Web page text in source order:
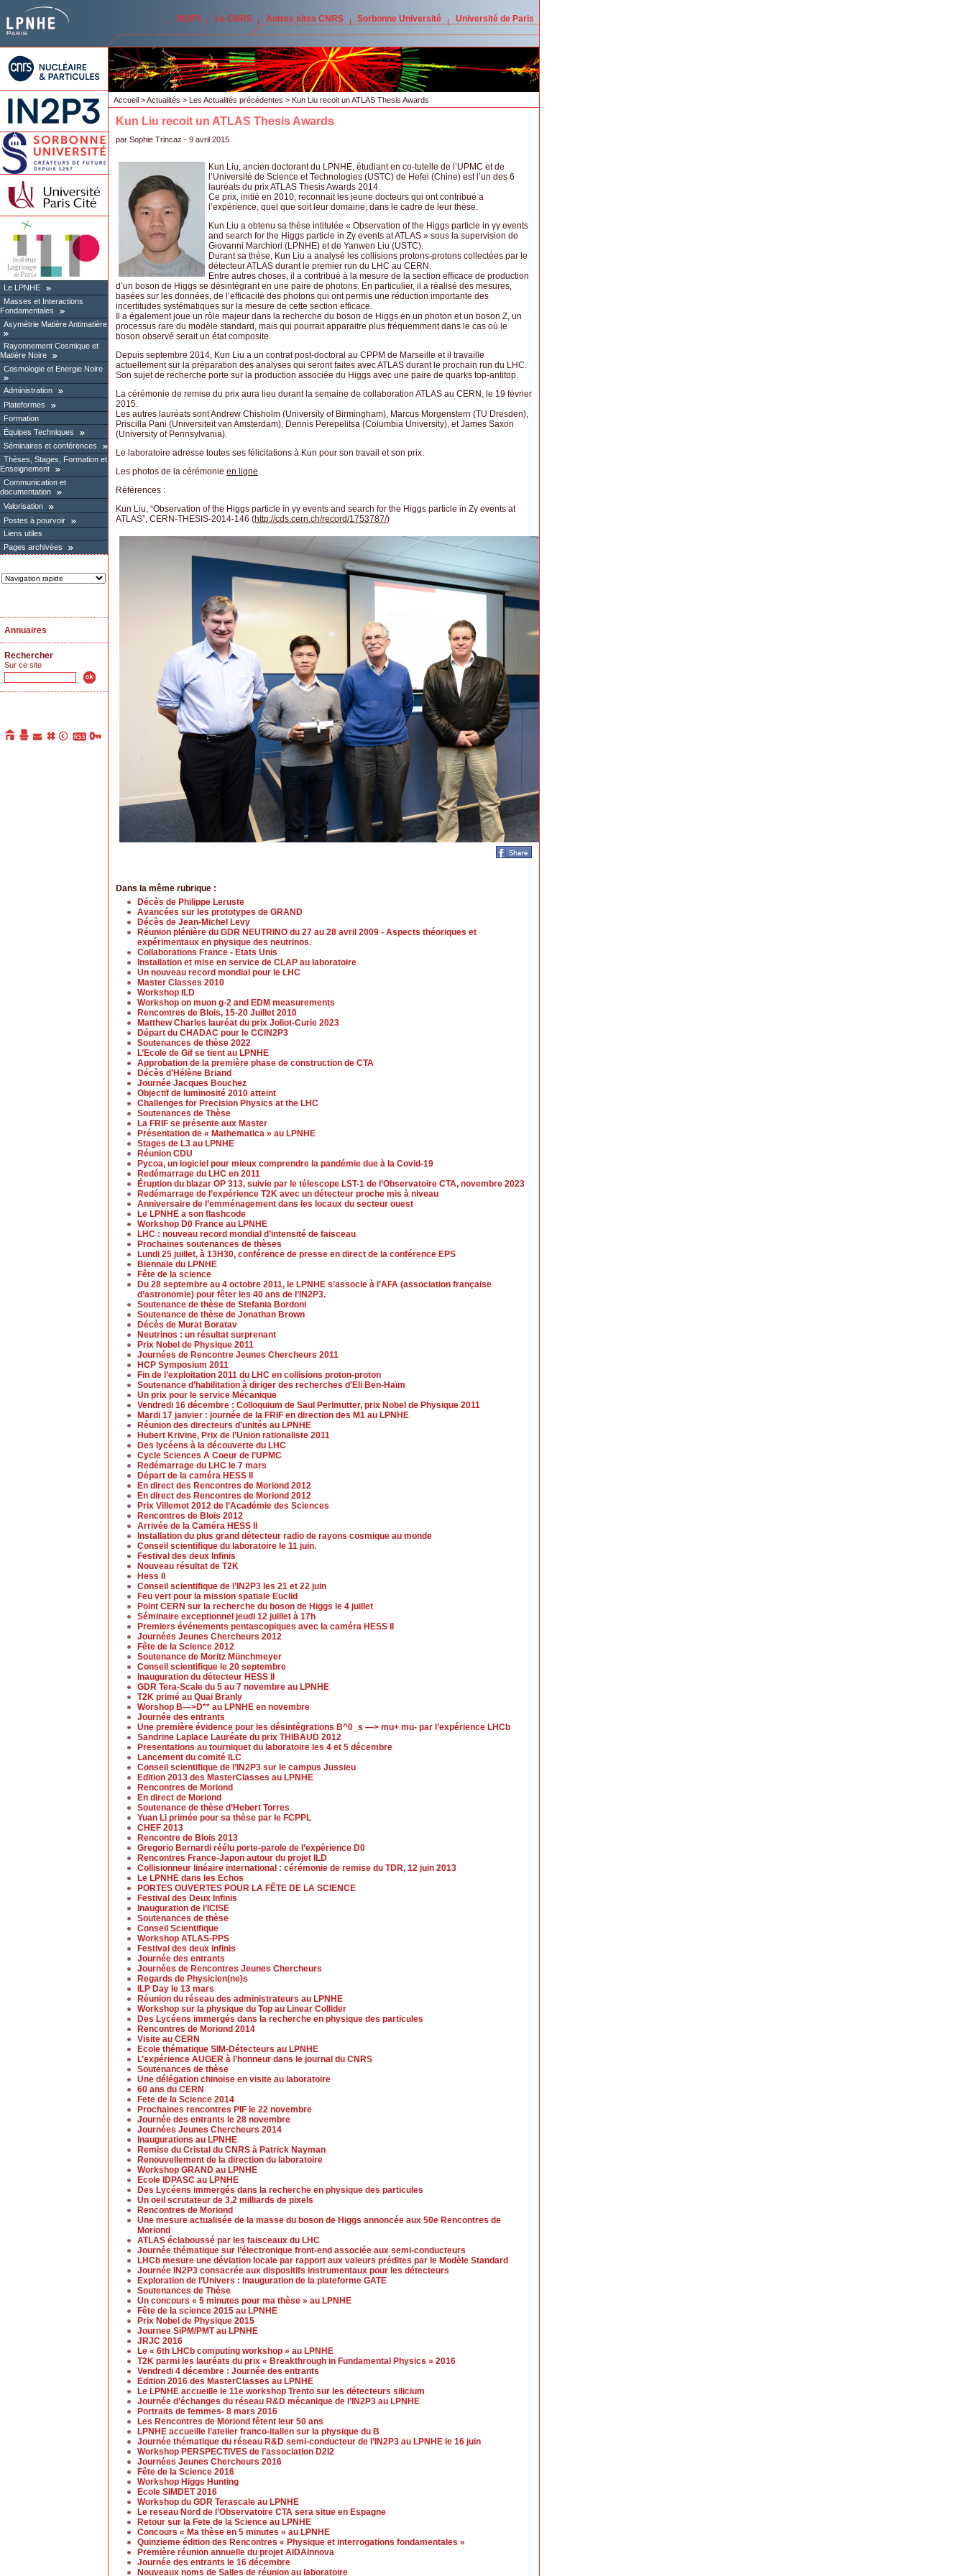
IN2P3 Le CNRS Autres sites CNRS Sorbonne Université Université de Paris
Le LPNHE
Masses et Interactions
Fondamentales
Asymétrie Matière Antimatière
Rayonnement Cosmique et
Matière Noire
Cosmologie et Energie Noire
Administration
Plateformes
Formation
Équipes Techniques
Séminaires et conférences
Thèses, Stages, Formation et
Enseignement
Communication et
documentation
Valorisation
Postes à pourvoir
Liens utiles
Pages archivées
Annuaires
Rechercher
Sur ce site
Accueil >Actualités > Les Actualités précédentes > Kun Liu recoit un ATLAS Thesis Awards
Kun Liu recoit un ATLAS Thesis Awards
par Sophie Trincaz - 9 avril 2015
Kun Liu, ancien doctorant du LPNHE, étudiant en co-tutelle de l’UPMC et de
l’Université de Science et Technologies (USTC) de Hefei (Chine) est l’un des 6
lauréats du prix ATLAS Thesis Awards 2014.
Ce prix, initié en 2010, reconnait les jeune docteurs qui ont contribué a
l’expérience, quel que soit leur domaine, dans le cadre de leur thèse.
Kun Liu a obtenu sa thèse intitulée « Observation of the Higgs particle in γγ events
and search for the Higgs particle in Zγ events at ATLAS » sous la supervision de
Giovanni Marchiori (LPNHE) et de Yanwen Liu (USTC).
Durant sa thèse, Kun Liu a analysé les collisions protons-protons collectées par le
détecteur ATLAS durant le premier run du LHC au CERN.
Entre autres choses, il a contribué à la mesure de la section efficace de production
d’un boson de Higgs se désintégrant en une paire de photons. En particulier, il a réalisé des mesures,
basées sur les données, de l’efficacité des photons qui ont permis une réduction importante des
incertitudes systématiques sur la mesure de cette section efficace.
Il a également joue un rôle majeur dans la recherche du boson de Higgs en un photon et un boson Z, un
processus rare du modèle standard, mais qui pourrait apparaitre plus fréquemment dans le cas où le
boson observé serait un état composite.
Depuis septembre 2014, Kun Liu a un contrat post-doctoral au CPPM de Marseille et il travaille
actuellement sur la préparation des analyses qui seront faites avec ATLAS durant le prochain run du LHC.
Son sujet de recherche porte sur la production associée du Higgs avec une paire de quarks top-antitop.
La cérémonie de remise du prix aura lieu durant la semaine de collaboration ATLAS au CERN, le 19 février
2015.
Les autres lauréats sont Andrew Chisholm (University of Birmingham), Marcus Morgenstern (TU Dresden),
Priscilla Pani (Universiteit van Amsterdam), Dennis Perepelitsa (Columbia University), et James Saxon
(University of Pennsylvania).
Le laboratoire adresse toutes ses félicitations à Kun pour son travail et son prix.
Les photos de la cérémonie en ligne.
Références :
Kun Liu, “Observation of the Higgs particle in γγ events and search for the Higgs particle in Zγ events at
ATLAS”, CERN-THESIS-2014-146 (http://cds.cern.ch/record/1753787/)
Dans la même rubrique :
Décès de Philippe Leruste
Avancées sur les prototypes de GRAND
Décès de Jean-Michel Levy
Réunion plénière du GDR NEUTRINO du 27 au 28 avril 2009 - Aspects théoriques et
expérimentaux en physique des neutrinos.
Collaborations France - Etats Unis
Installation et mise en service de CLAP au laboratoire
Un nouveau record mondial pour le LHC
Master Classes 2010
Workshop ILD
Workshop on muon g-2 and EDM measurements
Rencontres de Blois, 15-20 Juillet 2010
Matthew Charles lauréat du prix Joliot-Curie 2023
Départ du CHADAC pour le CCIN2P3
Soutenances de thèse 2022
L’Ecole de Gif se tient au LPNHE
Approbation de la première phase de construction de CTA
Décès d’Hélène Briand
Journée Jacques Bouchez
Objectif de luminosité 2010 atteint
Challenges for Precision Physics at the LHC
Soutenances de Thèse
La FRIF se présente aux Master
Présentation de « Mathematica » au LPNHE
Stages de L3 au LPNHE
Réunion CDU
Pycoa, un logiciel pour mieux comprendre la pandémie due à la Covid-19
Redémarrage du LHC en 2011
Éruption du blazar OP 313, suivie par le télescope LST-1 de l’Observatoire CTA, novembre 2023
Redémarrage de l’expérience T2K avec un détecteur proche mis à niveau
Anniversaire de l’emménagement dans les locaux du secteur ouest
Le LPNHE a son flashcode
Workshop D0 France au LPNHE
LHC : nouveau record mondial d’intensité de faisceau
Prochaines soutenances de thèses
Lundi 25 juillet, à 13H30, conférence de presse en direct de la conférence EPS
Biennale du LPNHE
Fête de la science
Du 28 septembre au 4 octobre 2011, le LPNHE s’associe à l’AFA (association française
d’astronomie) pour fêter les 40 ans de l’IN2P3.
Soutenance de thèse de Stefania Bordoni
Soutenance de thèse de Jonathan Brown
Décès de Murat Boratav
Neutrinos : un résultat surprenant
Prix Nobel de Physique 2011
Journées de Rencontre Jeunes Chercheurs 2011
HCP Symposium 2011
Fin de l’exploitation 2011 du LHC en collisions proton-proton
Soutenance d’habilitation à diriger des recherches d’Eli Ben-Haïm
Un prix pour le service Mécanique
Vendredi 16 décembre : Colloquium de Saul Perlmutter, prix Nobel de Physique 2011
Mardi 17 janvier : journée de la FRIF en direction des M1 au LPNHE
Réunion des directeurs d’unités au LPNHE
Hubert Krivine, Prix de l’Union rationaliste 2011
Des lycéens à la découverte du LHC
Cycle Sciences A Coeur de l’UPMC
Redémarrage du LHC le 7 mars
Départ de la caméra HESS II
En direct des Rencontres de Moriond 2012
En direct des Rencontres de Moriond 2012
Prix Villemot 2012 de l’Académie des Sciences
Rencontres de Blois 2012
Arrivée de la Caméra HESS II
Installation du plus grand détecteur radio de rayons cosmique au monde
Conseil scientifique du laboratoire le 11 juin.
Festival des deux Infinis
Nouveau résultat de T2K
Hess II
Conseil scientifique de l’IN2P3 les 21 et 22 juin
Feu vert pour la mission spatiale Euclid
Point CERN sur la recherche du boson de Higgs le 4 juillet
Séminaire exceptionnel jeudi 12 juillet à 17h
Premiers événements pentascopiques avec la caméra HESS II
Journées Jeunes Chercheurs 2012
Fête de la Science 2012
Soutenance de Moritz Münchmeyer
Conseil scientifique le 20 septembre
Inauguration du détecteur HESS II
GDR Tera-Scale du 5 au 7 novembre au LPNHE
T2K primé au Quai Branly
Worshop B—>D** au LPNHE en novembre
Journée des entrants
Une première évidence pour les désintégrations B^0_s —> mu+ mu- par l’expérience LHCb
Sandrine Laplace Lauréate du prix THIBAUD 2012
Presentations au tourniquet du laboratoire les 4 et 5 décembre
Lancement du comité ILC
Conseil scientifique de l’IN2P3 sur le campus Jussieu
Edition 2013 des MasterClasses au LPNHE
Rencontres de Moriond
En direct de Moriond
Soutenance de thèse d’Hebert Torres
Yuan Li primée pour sa thèse par le FCPPL
CHEF 2013
Rencontre de Blois 2013
Gregorio Bernardi réélu porte-parole de l’expérience D0
Rencontres France-Japon autour du projet ILD
Collisionneur linéaire international : cérémonie de remise du TDR, 12 juin 2013
Le LPNHE dans les Echos
PORTES OUVERTES POUR LA FÊTE DE LA SCIENCE
Festival des Deux Infinis
Inauguration de l’ICISE
Soutenances de thèse
Conseil Scientifique
Workshop ATLAS-PPS
Festival des deux infinis
Journée des entrants
Journées de Rencontres Jeunes Chercheurs
Regards de Physicien(ne)s
ILP Day le 13 mars
Réunion du réseau des administrateurs au LPNHE
Workshop sur la physique du Top au Linear Collider
Des Lycéens immergés dans la recherche en physique des particules
Rencontres de Moriond 2014
Visite au CERN
Ecole thématique SIM-Détecteurs au LPNHE
L’expérience AUGER à l’honneur dans le journal du CNRS
Soutenances de thèse
Une délégation chinoise en visite au laboratoire
60 ans du CERN
Fete de la Science 2014
Prochaines rencontres PIF le 22 novembre
Journée des entrants le 28 novembre
Journées Jeunes Chercheurs 2014
Inaugurations au LPNHE
Remise du Cristal du CNRS à Patrick Nayman
Renouvellement de la direction du laboratoire
Workshop GRAND au LPNHE
Ecole IDPASC au LPNHE
Des Lycéens immergés dans la recherche en physique des particules
Un oeil scrutateur de 3,2 milliards de pixels
Rencontres de Moriond
Une mesure actualisée de la masse du boson de Higgs annoncée aux 50e Rencontres de
Moriond
ATLAS éclaboussé par les faisceaux du LHC
Journée thématique sur l’électronique front-end associée aux semi-conducteurs
LHCb mesure une déviation locale par rapport aux valeurs prédites par le Modèle Standard
Journée IN2P3 consacrée aux dispositifs instrumentaux pour les détecteurs
Exploration de l’Univers : Inauguration de la plateforme GATE
Soutenances de Thèse
Un concours « 5 minutes pour ma thèse » au LPNHE
Fête de la science 2015 au LPNHE
Prix Nobel de Physique 2015
Journee SiPM/PMT au LPNHE
JRJC 2016
Le « 6th LHCb computing workshop » au LPNHE
T2K parmi les lauréats du prix « Breakthrough in Fundamental Physics » 2016
Vendredi 4 décembre : Journée des entrants
Edition 2016 des MasterClasses au LPNHE
Le LPNHE accueille le 11e workshop Trento sur les détecteurs silicium
Journée d’échanges du réseau R&D mécanique de l’IN2P3 au LPNHE
Portraits de femmes- 8 mars 2016
Les Rencontres de Moriond fêtent leur 50 ans
LPNHE accueille l’atelier franco-italien sur la physique du B
Journée thématique du réseau R&D semi-conducteur de l’IN2P3 au LPNHE le 16 juin
Workshop PERSPECTIVES de l’association D2I2
Journées Jeunes Chercheurs 2016
Fête de la Science 2016
Workshop Higgs Hunting
Ecole SIMDET 2016
Workshop du GDR Terascale au LPNHE
Le reseau Nord de l’Observatoire CTA sera situe en Espagne
Retour sur la Fete de la Science au LPNHE
Concours « Ma thèse en 5 minutes » au LPNHE
Quinzieme édition des Rencontres « Physique et interrogations fondamentales »
Première réunion annuelle du projet AIDAinnova
Journée des entrants le 16 décembre
Nouveaux noms de Salles de réunion au laboratoire